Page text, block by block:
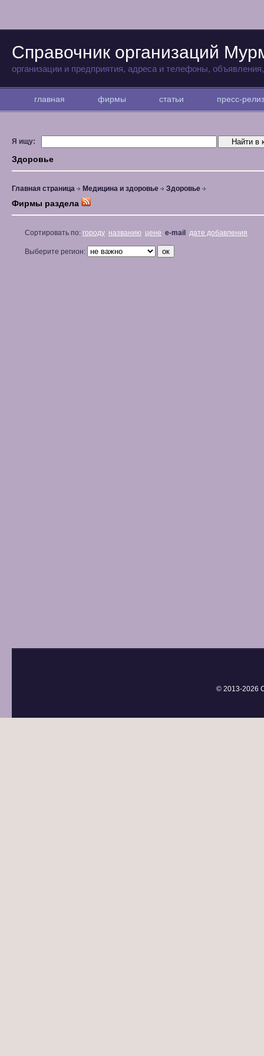
Справочник организаций
организации и предприятия, адреса и телефоны,
главная фирмы статьи пресс-
Я ищу:
Здоровье
Главная страница Медицина и здоровье Здоровье
Фирмы раздела
Сортировать по: городу названию цене e-mail дате добавления
Выберите регион:
© 2013-2026